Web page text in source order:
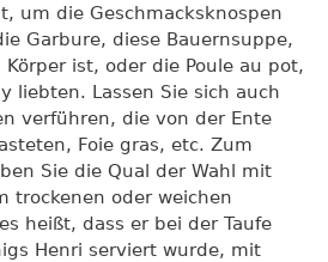
um die Geschmacksknospen
Garbure, diese Bauernsuppe,
ist, oder die Poule au pot,
liebten. Lassen Sie sich auch
verführen, die von der Ente
Foie gras, etc. Zum
Sie die Qual der Wahl mit
trockenen oder weichen
heißt, dass er bei der Taufe
Henri serviert wurde, mit